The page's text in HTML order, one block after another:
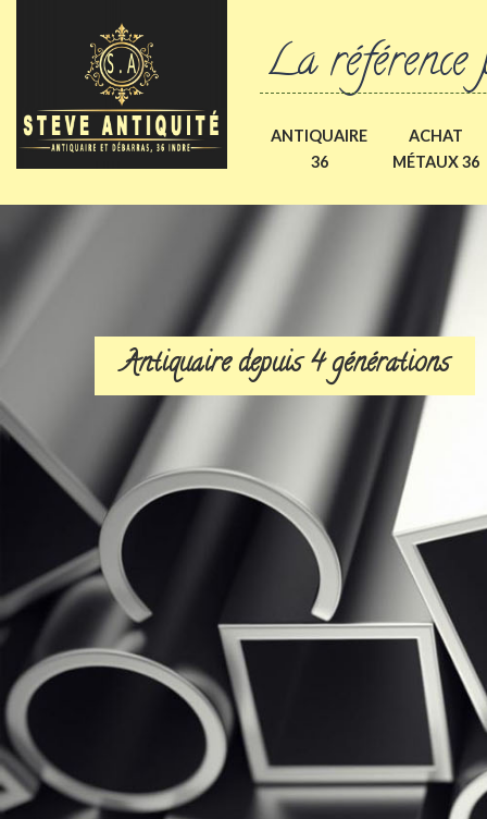
La
ANTIQUAIRE
36
ACHAT
MÉTAUX 36
Antiquaire depuis 4 générations